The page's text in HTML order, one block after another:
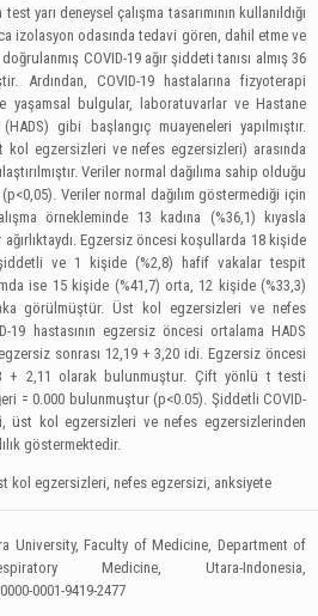
yarı deneysel çalışma tasarımının kullanıldığı
izolasyon odasında tedavi gören, dahil etme ve
COVID-19 ağır şiddeti tanısı almış 36
Ardından, COVID-19 hastalarına fizyoterapi
yaşamsal bulgular, laboratuvarlar ve Hastane
gibi başlangıç muayeneleri yapılmıştır.
kol egzersizleri ve nefes egzersizleri) arasında
Veriler normal dağılıma sahip olduğu
Veriler normal dağılım göstermediği için
örnekleminde 13 kadına (%36,1) kıyasla
Egzersiz öncesi koşullarda 18 kişide
ve 1 kişide (%2,8) hafif vakalar tespit
ise 15 kişide (%41,7) orta, 12 kişide (%33,3)
görülmüştür. Üst kol egzersizleri ve nefes
19 hastasının egzersiz öncesi ortalama HADS
sonrası 12,19 + 3,20 idi. Egzersiz öncesi
+ 2,11 olarak bulunmuştur. Çift yönlü t testi
= 0.000 bulunmuştur (p<0.05). Şiddetli COVID-
üst kol egzersizleri ve nefes egzersizlerinden
göstermektedir.
kol egzersizleri, nefes egzersizi, anksiyete
University, Faculty of Medicine, Department of
Medicine, Utara-Indonesia,
0001-9419-2477